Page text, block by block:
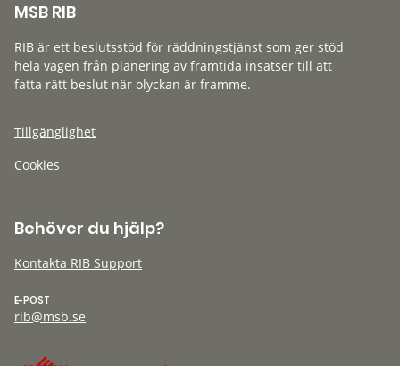
MSB RIB
RIB är ett beslutsstöd för räddningstjänst som ger stöd
hela vägen från planering av framtida insatser till att
fatta rätt beslut när olyckan är framme.
Tillgänglighet
Cookies
Behöver du hjälp?
Kontakta RIB Support
E-POST
rib@msb.se